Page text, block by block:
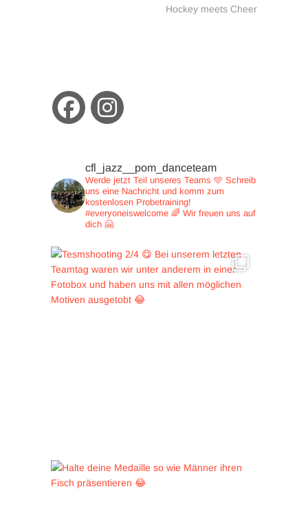
Beitrag:
Hockey meets Cheer
cfl_jazz__pom_danceteam
Werde jetzt Teil unseres Teams 🩵 Schreib
uns eine Nachricht und komm zum
kostenlosen Probetraining!
#everyoneiswelcome 🌈 Wir freuen uns auf
dich 🤗